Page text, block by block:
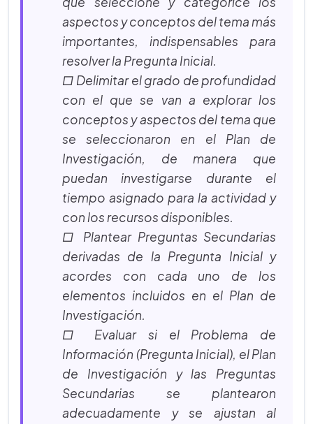
aspectos y conceptos del tema más
importantes, indispensables para
resolver la Pregunta Inicial.
□ Delimitar el grado de profundidad
con el que se van a explorar los
conceptos y aspectos del tema que
se seleccionaron en el Plan de
Investigación, de manera que
puedan investigarse durante el
tiempo asignado para la actividad y
con los recursos disponibles.
□ Plantear Preguntas Secundarias
derivadas de la Pregunta Inicial y
acordes con cada uno de los
elementos incluidos en el Plan de
Investigación.
□ Evaluar si el Problema de
Información (Pregunta Inicial), el Plan
de Investigación y las Preguntas
Secundarias se plantearon
adecuadamente y se ajustan al